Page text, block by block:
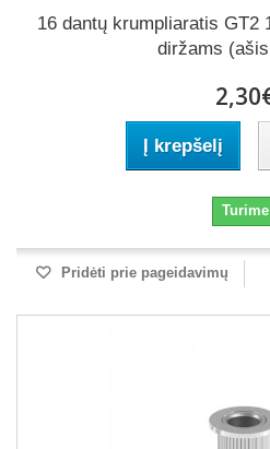
16 dantų krumpliaratis GT2
diržams
Į krepšelį
Turime
Pridėti prie pageidavimų